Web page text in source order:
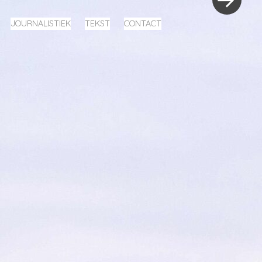
JOURNALISTIEK TEKST CONTACT